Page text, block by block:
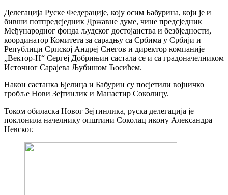
Делегација Руске Федерације, коју осим Бабурина, који је и
бивши потпредсједник Државне думе, чине предсједник
Међународног фонда људског достојанства и безбједности,
координатор Комитета за сарадњу са Србима у Србији и
Републици Српској Андреј Снегов и директор компаније
„Вектор-Н“ Сергеј Добрињин састала се и са градоначелником
Источног Сарајева Љубишом Ћосићем.
Након састанка Бјелица и Бабурин су посјетили војничко
гробље Нови Зејтинлик и Манастир Соколицу.
Током обиласка Новог Зејтинлика, руска делегација је
поклонила начелнику општини Соколац икону Александра
Невског.